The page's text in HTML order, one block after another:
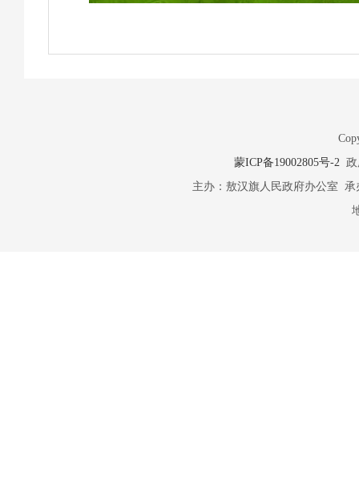
蒙ICP备19002805号-2政
主办：敖汉旗人民政府办公室